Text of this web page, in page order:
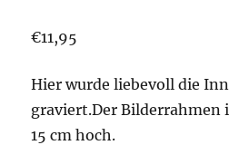
€11,95
Hier wurde liebevoll die
graviert.Der Bilderrahmen
15 cm hoch.